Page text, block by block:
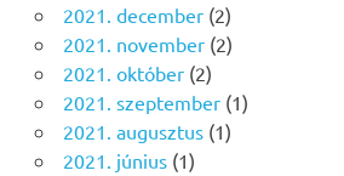
2021. december(2)
2021. november(2)
2021. október(2)
2021. szeptember(1)
2021. augusztus(1)
2021. június(1)